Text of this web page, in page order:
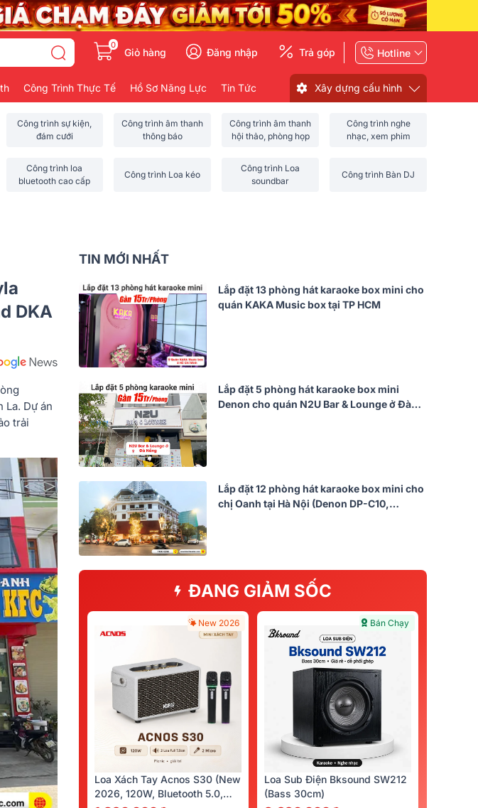
0
Giỏ hàng Đăng nhập Trả góp Hotline
Công Trình Thực Tế Hồ Sơ Năng Lực Tin Tức Xây dựng cấu hình
Công trình sự kiện,
đám cưới
Công trình âm thanh
thông báo
Công trình âm thanh
hội thảo, phòng họp
Công trình nghe
nhạc, xem phim
Công trình loa
bluetooth cao cấp
Công trình Loa kéo
Công trình Loa
soundbar
Công trình Bàn DJ
DKA
La. Dự án
trải
TIN MỚI NHẤT
Lắp đặt 13 phòng hát karaoke box mini cho
quán KAKA Music box tại TP HCM
Lắp đặt 5 phòng hát karaoke box mini
Denon cho quán N2U Bar & Lounge ở Đà
Lắp đặt 12 phòng hát karaoke box mini cho
chị Oanh tại Hà Nội (Denon DP-C10,
ĐANG GIẢM SỐC
New 2026
Loa Xách Tay Acnos S30 (New
2026, 120W, Bluetooth 5.0,
Bán Chạy
Loa Sub Điện Bksound SW212
(bass 30cm)